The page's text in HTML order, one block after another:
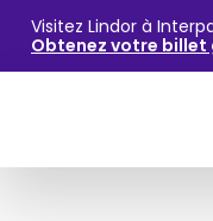
Visitez Lindor à
Obtenez votre